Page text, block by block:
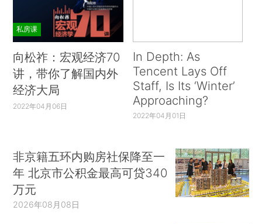
私房课
向松祚：宏观经济70
讲，带你了解国内外
经济大局
2022年04月06日
In Depth: As
Tencent Lays Off
Staff, Is Its ‘Winter’
Approaching?
2022年04月01日
非京籍五环内购房社保降至一
年 北京市公积金最高可贷340
万元
2026年08月08日